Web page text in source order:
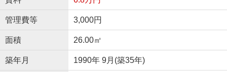
管理費等 3,000円
面積 26.00㎡
築年月 1990年 9月(築35年)